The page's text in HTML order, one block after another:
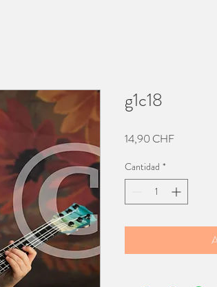
g1c18
14,90 CHFPrecio
Cantidad *